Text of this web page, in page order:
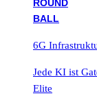
6G
Jede KI ist
Elite